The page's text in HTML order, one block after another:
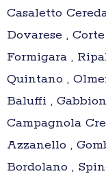
Casaletto
Dovarese ,
Formigara ,
Quintano ,
Baluffi ,
Campagnola
Azzanello ,
Bordolano ,